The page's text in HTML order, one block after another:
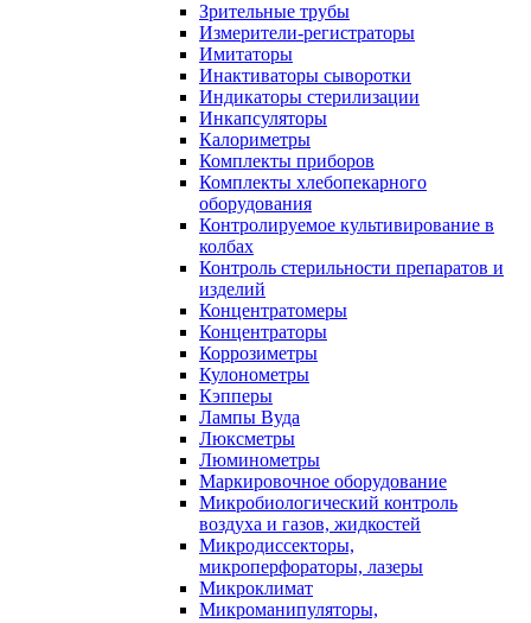
Зрительные трубы
Измерители-регистраторы
Имитаторы
Инактиваторы сыворотки
Индикаторы стерилизации
Инкапсуляторы
Калориметры
Комплекты приборов
Комплекты хлебопекарного
оборудования
Контролируемое культивирование в
колбах
Контроль стерильности препаратов и
изделий
Концентратомеры
Концентраторы
Коррозиметры
Кулонометры
Кэпперы
Лампы Вуда
Люксметры
Люминометры
Маркировочное оборудование
Микробиологический контроль
воздуха и газов, жидкостей
Микродиссекторы,
микроперфораторы, лазеры
Микроклимат
Микроманипуляторы,